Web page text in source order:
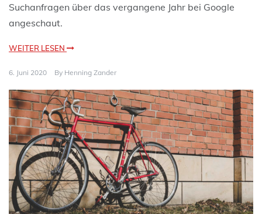
Suchanfragen über das vergangene Jahr bei Google
angeschaut.
WEITER LESEN
6. Juni 2020 By Henning Zander